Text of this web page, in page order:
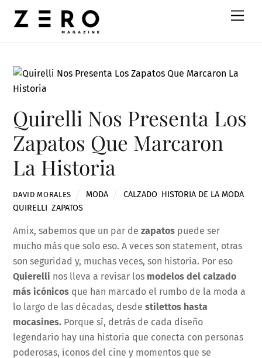
Quirelli Nos Presenta Los
Zapatos Que Marcaron
La Historia
DAVID MORALES MODA CALZADO, HISTORIA DE LA MODA,
QUIRELLI ,ZAPATOS
Amix, sabemos que un par dezapatos puede ser
mucho más que solo eso. A veces son statement, otras
son seguridad y, muchas veces, son historia. Por eso
Quierelli nos lleva a revisar los modelos del calzado
más icónicos que han marcado el rumbo de la moda a
lo largo de las décadas, desdestilettos hasta
mocasines. Porque sí, detrás de cada diseño
legendario hay una historia que conecta con personas
poderosas, íconos del cine y momentos que se